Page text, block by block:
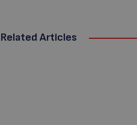
Related Articles